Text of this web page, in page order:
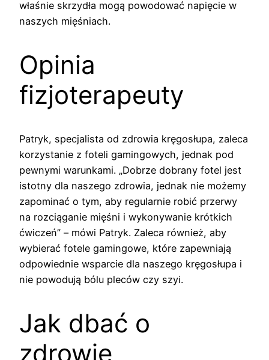
właśnie skrzydła mogą powodować napięcie w
naszych mięśniach.
Opinia
fizjoterapeuty
Patryk, specjalista od zdrowia kręgosłupa, zaleca
korzystanie z foteli gamingowych, jednak pod
pewnymi warunkami. „Dobrze dobrany fotel jest
istotny dla naszego zdrowia, jednak nie możemy
zapominać o tym, aby regularnie robić przerwy
na rozciąganie mięśni i wykonywanie krótkich
ćwiczeń” – mówi Patryk. Zaleca również, aby
wybierać fotele gamingowe, które zapewniają
odpowiednie wsparcie dla naszego kręgosłupa i
nie powodują bólu pleców czy szyi.
Jak dbać o
zdrowie